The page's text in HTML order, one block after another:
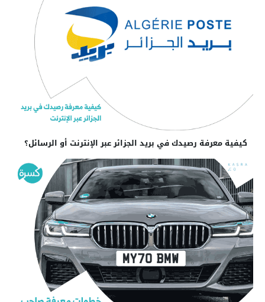
كيفية معرفة رصيدك في بريد الجزائر عبر الإنترنت أو الرسائل؟